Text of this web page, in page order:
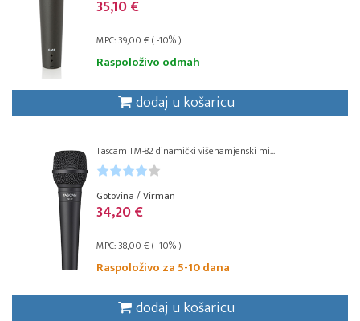
35,10 €
MPC: 39,00 € ( -10% )
Raspoloživo odmah
dodaj u košaricu
Tascam TM-82 dinamički višenamjenski mi...
Gotovina / Virman
34,20 €
MPC: 38,00 € ( -10% )
Raspoloživo za 5-10 dana
dodaj u košaricu